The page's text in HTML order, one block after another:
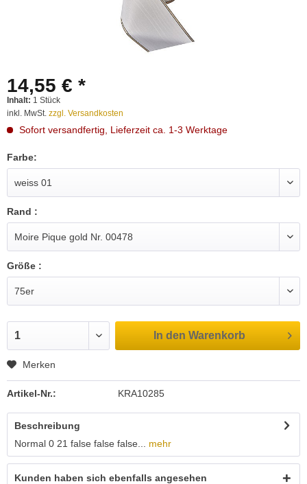
14,55 € *
Inhalt: 1 Stück
inkl. MwSt. zzgl. Versandkosten
Sofort versandfertig, Lieferzeit ca. 1-3 Werktage
Farbe:
Rand :
Größe :
In den Warenkorb
Merken
Artikel-Nr.: KRA10285
Beschreibung
Normal 0 21 false false false...
mehr
Kunden haben sich ebenfalls angesehen